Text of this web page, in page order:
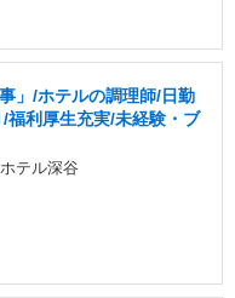
」/ホテルの調理師/日勤
福利厚生充実/未経験・ブ
テル深谷